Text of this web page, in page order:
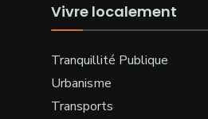
Vivre localement
Tranquillité Publique
Urbanisme
Transports